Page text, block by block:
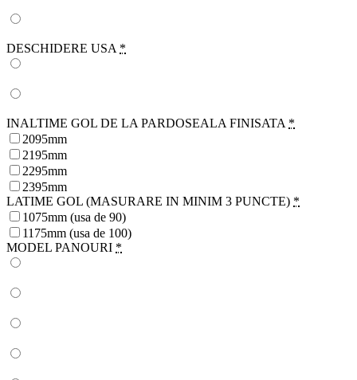
DESCHIDERE USA *
INALTIME GOL DE LA PARDOSEALA FINISATA *
2095mm
2195mm
2295mm
2395mm
LATIME GOL (MASURARE IN MINIM 3 PUNCTE) *
1075mm (usa de 90)
1175mm (usa de 100)
MODEL PANOURI *